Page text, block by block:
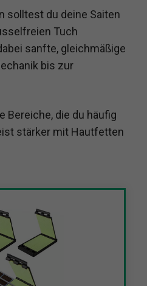
solltest du deine Saiten
Tuch
sanfte, gleichmäßige
bis zur
Bereiche, die du häufig
stärker mit Hautfetten